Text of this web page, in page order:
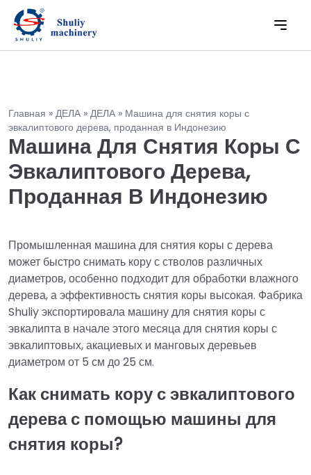
Главная » ДЕЛА » ДЕЛА » Машина для снятия коры с
эвкалиптового дерева, проданная в Индонезию
Машина Для Снятия Коры С
Эвкалиптового Дерева,
Проданная В Индонезию
Промышленная машина для снятия коры с дерева
может быстро снимать кору с стволов различных
диаметров, особенно подходит для обработки влажного
дерева, а эффективность снятия коры высокая. Фабрика
Shuliy экспортировала машину для снятия коры с
эвкалипта в начале этого месяца для снятия коры с
эвкалиптовых, акациевых и манговых деревьев
диаметром от 5 см до 25 см.
Как снимать кору с эвкалиптового
дерева с помощью машины для
снятия коры?